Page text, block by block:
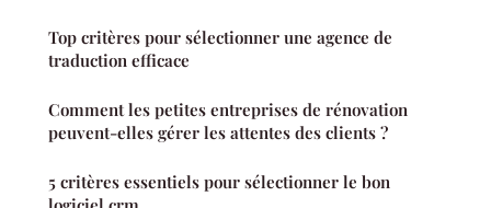
Top critères pour sélectionner une agence de
traduction efficace
Comment les petites entreprises de rénovation
peuvent-elles gérer les attentes des clients ?
5 critères essentiels pour sélectionner le bon